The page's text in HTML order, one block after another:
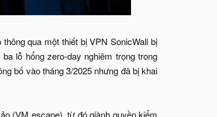
qua một thiết bị VPN SonicWall bị
lỗ hổng zero-day nghiêm trọng trong
bố vào tháng 3/2025 nhưng đã bị khai
(VM escape), từ đó giành quyền kiểm